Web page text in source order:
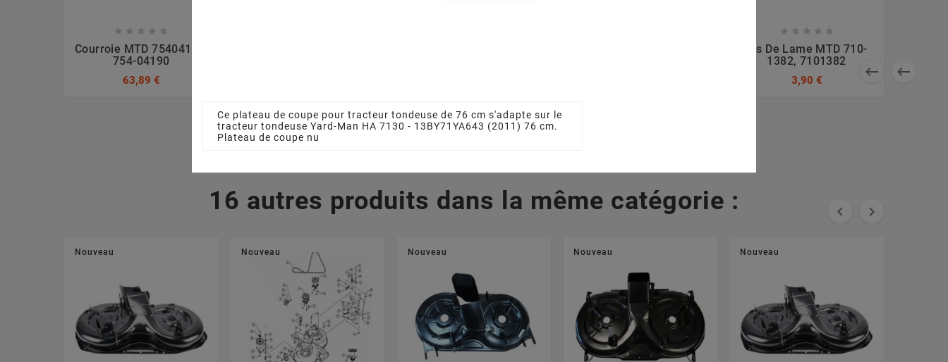
 
    
Courroie MTD 75404190,
754-04190
63,89 €
    
Vis De Lame MTD 710-
1382, 7101382
3,90 €
16 autres produits dans la même catégorie :  
Nouveau Nouveau Nouveau Nouveau Nouveau
Ce plateau de coupe pour tracteur tondeuse de 76 cm s'adapte sur le
tracteur tondeuse Yard-Man HA 7130 - 13BY71YA643 (2011) 76 cm.
Plateau de coupe nu